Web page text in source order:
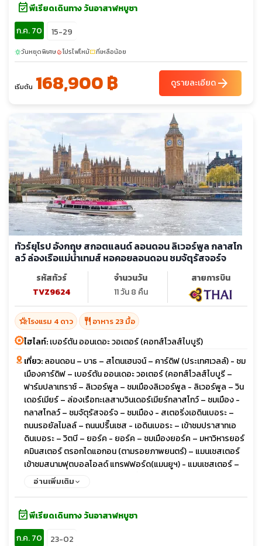
พระหฤทัยศักดิ์สิทธิ์ - มัสยิดจักรพรรดิ - สะพานปรินซิป - ย่านกริน
ซิ่ง - ถนนวงแหวน - สวนสาธารณะสตัดปาร์ค - พระราชวังโฮฟบวร์
ค - ถนนคาร์ทเนอร์ สตาเซ่ - โบสถ์เซนต์ สเตฟาน - เอาท์เล็ต พาร์
นดอฟ
event_availableพีเรียดเดินทาง วันอาสาฬหบูชา
ก.ค. 70
15-29
sunnyวันหยุดพิเศษlocal_fire_departmentโปรไฟไหม้confirmation_numberที่เหลือน้อย
เริ่มต้น 168,900 ฿ ดูรายละเอียดarrow_forward
ทัวร์ยุโรป อังกฤษ สกอตแลนด์ ลอนดอน ลิเวอร์พูล กลาสโก
ลว์ ล่องเรือแม่น้ำเทมส์ หอคอยลอนดอน ชมจัตุรัสจอร์จ
รหัสทัวร์
TVZ9624
จำนวนวัน
11 วัน 8 คืน
สายการบิน
hotel_classโรงแรม 4 ดาว restaurant อาหาร 23 มื้อ
ไฮไลท์:เบอร์ตัน ออนเดอะ วอเตอร์ (คอทส์โวลส์ไบบูรี)
เที่ยว:ลอนดอน – บาธ – สโตนเฮนจน์ – คาร์ดิฟ (ประเทศเวลล์) - ชม
เมืองคาร์ดิฟ – เบอร์ตัน ออนเดอะ วอเตอร์ (คอทส์โวลส์ไบบูรี –
ฟาร์มปลาเทราซ์ – ลิเวอร์พูล – ชมเมืองลิเวอร์พูล - ลิเวอร์พูล – วิน
เดอร์เมียร์ – ล่องเรือทะเลสาบวินเดอร์เมียร์กลาสโกว์ – ชมเมือง -
กลาสโกลว์ – ชมจัตุรัสจอร์จ – ชมเมือง - สเตอริ่งเอดินเบอระ –
ถนนรอยัลไมลล์ – ถนนปริ๊นเซส - เอดินเบอระ – เข้าชมปราสาทเอ
ดินเบอระ – วิตบี – ยอร์ค - ยอร์ค – ชมเมืองยอร์ค – มหาวิหารยอร์
คมินสเตอร์ ตรอกไดแอกอน (ตามรอยภาพยนตร์) – แมนเชสเตอร์
เข้าชมสนามฟุตบอลโอลด์ แทรฟฟอร์ด(แมนยูฯ) - แมนเชสเตอร์ –
สแตทฟอร์ด อพอน เอวอน – ช้อปปิ้งเอาท์เลต - ลอนดอน - เข้าชม
ลอนดอน – ชมมหานครลอนดอนชิมเป็ดย่างโฟร์ซีซั่น – ช้อปปิ้งถนนอ๊
อกฟอร์ด
อ่านเพิ่มเติม
event_availableพีเรียดเดินทาง วันอาสาฬหบูชา
ก.ค. 70
23-02